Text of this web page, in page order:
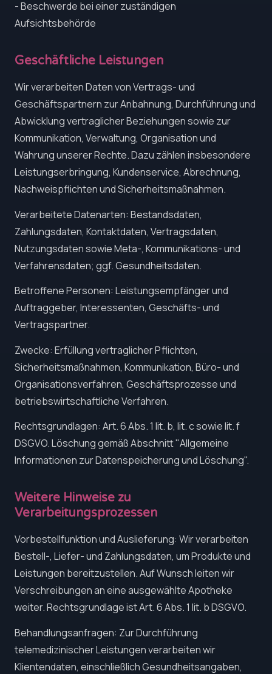
- Beschwerde bei einer zuständigen
Aufsichtsbehörde
Geschäftliche Leistungen
Wir verarbeiten Daten von Vertrags- und
Geschäftspartnern zur Anbahnung, Durchführung und
Abwicklung vertraglicher Beziehungen sowie zur
Kommunikation, Verwaltung, Organisation und
Wahrung unserer Rechte. Dazu zählen insbesondere
Leistungserbringung, Kundenservice, Abrechnung,
Nachweispflichten und Sicherheitsmaßnahmen.
Verarbeitete Datenarten: Bestandsdaten,
Zahlungsdaten, Kontaktdaten, Vertragsdaten,
Nutzungsdaten sowie Meta-, Kommunikations- und
Verfahrensdaten; ggf. Gesundheitsdaten.
Betroffene Personen: Leistungsempfänger und
Auftraggeber, Interessenten, Geschäfts- und
Vertragspartner.
Zwecke: Erfüllung vertraglicher Pflichten,
Sicherheitsmaßnahmen, Kommunikation, Büro- und
Organisationsverfahren, Geschäftsprozesse und
betriebswirtschaftliche Verfahren.
Rechtsgrundlagen: Art. 6 Abs. 1 lit. b, lit. c sowie lit. f
DSGVO. Löschung gemäß Abschnitt "Allgemeine
Informationen zur Datenspeicherung und Löschung".
Weitere Hinweise zu
Verarbeitungsprozessen
Vorbestellfunktion und Auslieferung: Wir verarbeiten
Bestell-, Liefer- und Zahlungsdaten, um Produkte und
Leistungen bereitzustellen. Auf Wunsch leiten wir
Verschreibungen an eine ausgewählte Apotheke
weiter. Rechtsgrundlage ist Art. 6 Abs. 1 lit. b DSGVO.
Behandlungsanfragen: Zur Durchführung
telemedizinischer Leistungen verarbeiten wir
Klientendaten, einschließlich Gesundheitsangaben,